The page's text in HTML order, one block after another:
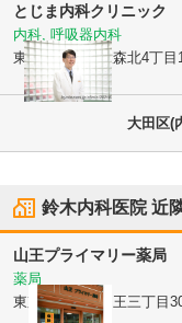
とじま内科クリニック
内科, 呼吸器内科
東京都大田区大森北4丁目
大田区(
鈴木内科医院近
山王プライマリー薬局
薬局
東京都大田区山王三丁目